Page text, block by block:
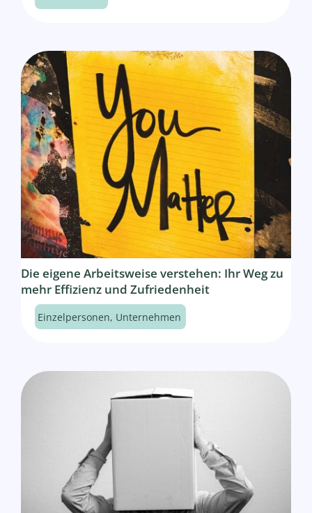
Die eigene Arbeitsweise verstehen: Ihr Weg zu
mehr Effizienz und Zufriedenheit
Einzelpersonen, Unternehmen